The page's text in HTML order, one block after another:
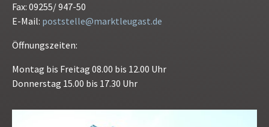
Fax: 09255/ 947-50
E-Mail: poststelle@marktleugast.de
Öffnungszeiten:
Montag bis Freitag 08.00 bis 12.00 Uhr
Donnerstag 15.00 bis 17.30 Uhr